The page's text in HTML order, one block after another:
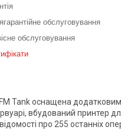
обслуговування
обслуговування
FM Tank оснащена
вбудований принтер
про 255 останніх